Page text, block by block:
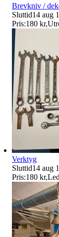
Brevkniv /
Sluttid14 aug
Pris:180 kr,
Verktyg
Sluttid14 aug
Pris:180 kr,